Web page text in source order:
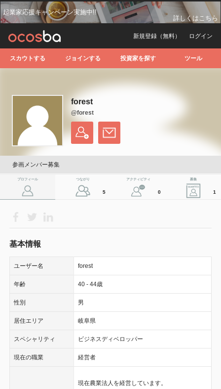
起業家応援キャンペーン実施中!!
詳しくはこちら
ログイン
新規登録（無料）
スカウトする ジョインする 投資家を探す ツール
forest
@forest
参画メンバー募集
プロフィール つながり
5
アクティビティ
0
募集
1
基本情報
ユーザー名 forest
年齢 40 - 44歳
性別 男
居住エリア 岐阜県
スペシャリティ ビジネスディベロッパー
現在の職業 経営者
現在農業法人を経営しています。